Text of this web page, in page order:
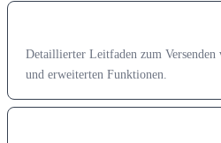
Detaillierter Leitfaden zum
und erweiterten Funktionen.